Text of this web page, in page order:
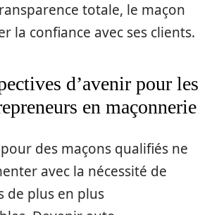
totale, le maçon
la confiance avec ses clients.
d’avenir pour les
en maçonnerie
des maçons qualifiés ne
avec la nécessité de
de plus en plus